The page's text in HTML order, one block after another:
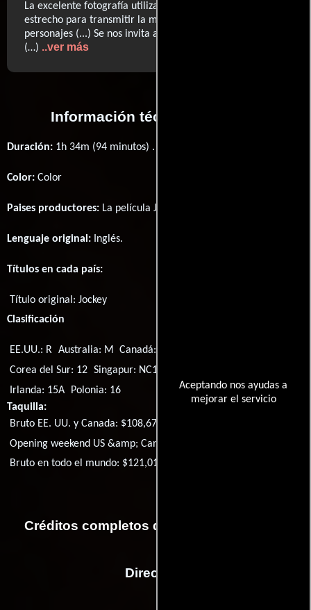
Aceptando nos ayudas a
mejorar el servicio
La excelente fotografía utiliza un encuadre épico y
estrecho para transmitir la modestia de las vidas de los
personajes (...) Se nos invita a sentarnos a verlos existir
(…) ..ver más
Información técnica y general
Duración: 1h 34m (94 minutos) .
Color: Color
Paises productores: La película Jockey fué producida en
Lenguaje original: Inglés.
Títulos en cada país:
Título original:Jockey
Clasificación
EE.UU.: R Australia: M Canadá: PG
Corea del Sur: 12 Singapur: NC16
Irlanda: 15A
Polonia: 16
Taquilla:
Bruto EE. UU. y Canada: $108,678
Opening weekend US &amp; Canada: $2,789
Bruto en todo el mundo: $121,010
Créditos completos de la película Jockey
Dirección